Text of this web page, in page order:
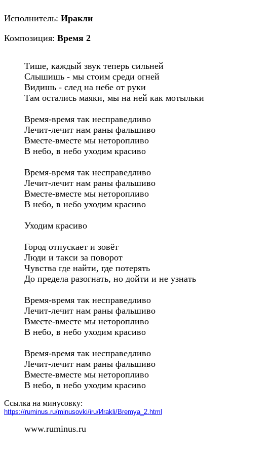
Исполнитель: Иракли
Композиция: Время 2
Тише, каждый звук теперь сильней
Слышишь - мы стоим среди огней
Видишь - след на небе от руки
Там остались маяки, мы на ней как мотыльки
Время-время так несправедливо
Лечит-лечит нам раны фальшиво
Вместе-вместе мы неторопливо
В небо, в небо уходим красиво
Время-время так несправедливо
Лечит-лечит нам раны фальшиво
Вместе-вместе мы неторопливо
В небо, в небо уходим красиво
Уходим красиво
Город отпускает и зовёт
Люди и такси за поворот
Чувства где найти, где потерять
До предела разогнать, но дойти и не узнать
Время-время так несправедливо
Лечит-лечит нам раны фальшиво
Вместе-вместе мы неторопливо
В небо, в небо уходим красиво
Время-время так несправедливо
Лечит-лечит нам раны фальшиво
Вместе-вместе мы неторопливо
В небо, в небо уходим красиво
Ссылка на минусовку:
https://ruminus.ru/minusovki/iru/Иrakli/Вremya_2.html
www.ruminus.ru